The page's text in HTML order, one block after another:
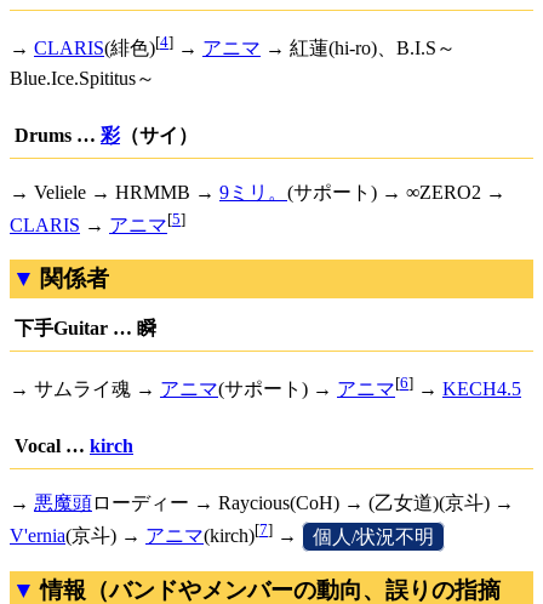
→ CLARIS(緋色)[4] → アニマ → 紅蓮(hi-ro)、B.I.S～
Blue.Ice.Spititus～
Drums … 彩（サイ）
→ Veliele → HRMMB → 9ミリ。 (サポート) → ∞ZERO2 →
CLARIS → アニマ[5]
関係者
下手Guitar … 瞬
→ サムライ魂 → アニマ(サポート) → アニマ[6] → KECH4.5
Vocal … kirch
→ 悪魔頭ローディー → Raycious(CoH) → (乙女道)(京斗) →
V'ernia(京斗) → アニマ(kirch)[7] → 個人/状況不明
情報（バンドやメンバーの動向、誤りの指摘